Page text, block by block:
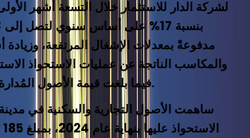
مدفوعةً بمعدلات الإشغال المرتفعة، وزيادة
والمكاسب الناتجة عن عمليات الاستحواذ
فيما بلغت قيمة الأصول المُدارة 47 مليار درهم.
ساهمت الأصول التجارية والسكنية في